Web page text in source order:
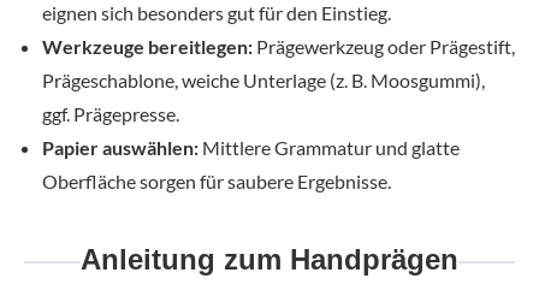
eignen sich besonders gut für den Einstieg.
Werkzeuge bereitlegen: Prägewerkzeug oder Prägestift,
Prägeschablone, weiche Unterlage (z. B. Moosgummi),
ggf. Prägepresse.
Papier auswählen: Mittlere Grammatur und glatte
Oberfläche sorgen für saubere Ergebnisse.
Anleitung zum Handprägen